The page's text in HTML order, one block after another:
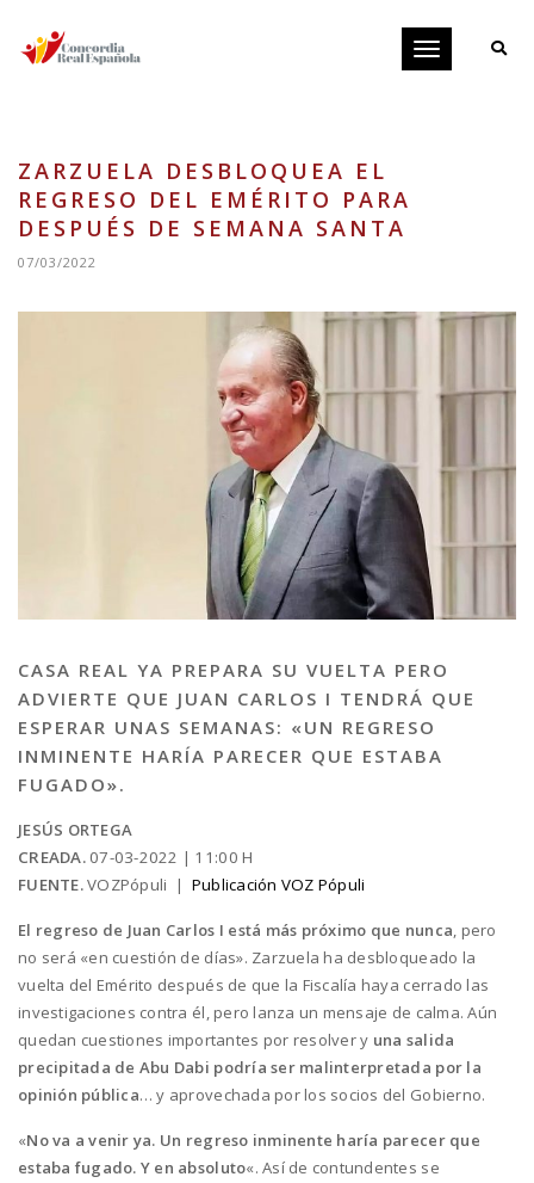
Toggle
ZARZUELA DESBLOQUEA EL
REGRESO DEL EMÉRITO PARA
DESPUÉS DE SEMANA SANTA
07/03/2022
CASA REAL YA PREPARA SU VUELTA PERO
ADVIERTE QUE JUAN CARLOS I TENDRÁ QUE
ESPERAR UNAS SEMANAS: «UN REGRESO
INMINENTE HARÍA PARECER QUE ESTABA
FUGADO».
JESÚS ORTEGA
CREADA.07-03-2022 | 11:00 H
FUENTE.VOZPópuli | Publicación VOZ Pópuli
El regreso de Juan Carlos I está más próximo que nunca, pero
no será «en cuestión de días». Zarzuela ha desbloqueado la
vuelta del Emérito después de que la Fiscalía haya cerrado las
investigaciones contra él, pero lanza un mensaje de calma. Aún
quedan cuestiones importantes por resolver y una salida
precipitada de Abu Dabi podría ser malinterpretada por la
opinión pública… y aprovechada por los socios del Gobierno.
«No va a venir ya. Un regreso inminente haría parecer que
estaba fugado. Y en absoluto«. Así de contundentes se